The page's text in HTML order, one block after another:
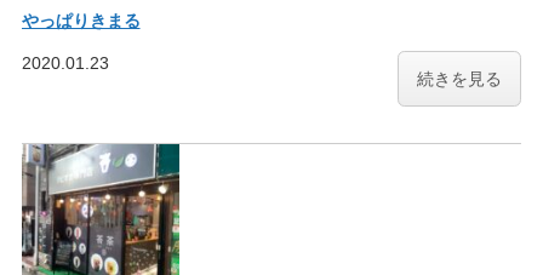
やっぱりきまる
続きを見る
2020.01.23